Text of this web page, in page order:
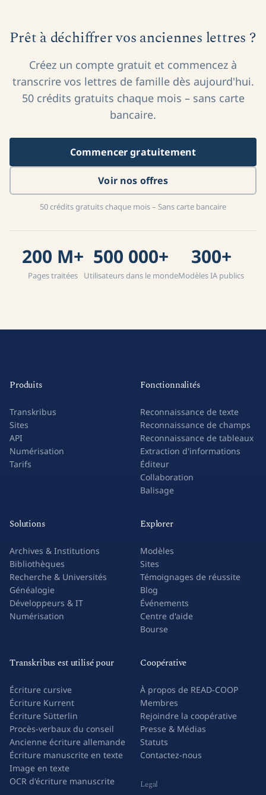
Prêt à déchiffrer vos anciennes lettres ?
Créez un compte gratuit et commencez à
transcrire vos lettres de famille dès aujourd'hui.
50 crédits gratuits chaque mois – sans carte
bancaire.
Commencer gratuitement
Voir nos offres
50 crédits gratuits chaque mois – Sans carte bancaire
200 M+
Pages traitées
500 000+
Utilisateurs dans le monde
300+
Modèles IA publics
Produits
Transkribus
Sites
API
Numérisation
Tarifs
Fonctionnalités
Reconnaissance de texte
Reconnaissance de champs
Reconnaissance de tableaux
Extraction d'informations
Éditeur
Collaboration
Balisage
Solutions
Archives & Institutions
Bibliothèques
Recherche & Universités
Généalogie
Développeurs & IT
Numérisation
Explorer
Modèles
Sites
Témoignages de réussite
Blog
Événements
Centre d'aide
Bourse
Transkribus est utilisé pour
Écriture cursive
Écriture Kurrent
Écriture Sütterlin
Procès-verbaux du conseil
Ancienne écriture allemande
Écriture manuscrite en texte
Image en texte
OCR d'écriture manuscrite
Coopérative
À propos de READ-COOP
Membres
Rejoindre la coopérative
Presse & Médias
Statuts
Contactez-nous
Legal